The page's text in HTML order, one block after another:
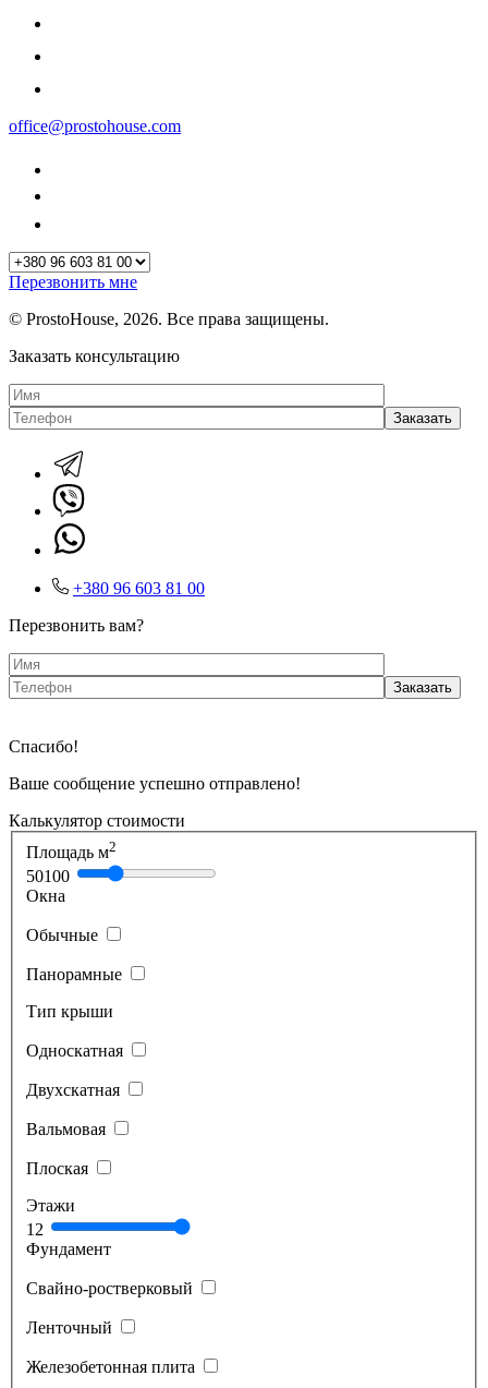
office@prostohouse.com
Перезвонить мне
© ProstoHouse, 2026. Все права защищены.
Заказать консультацию
+380 96 603 81 00
Перезвонить вам?
Спасибо!
Ваше сообщение успешно отправлено!
Калькулятор стоимости
Площадь м2
50100
Окна
Обычные
Панорамные
Тип крыши
Односкатная
Двухскатная
Вальмовая
Плоская
Этажи
1 2
Фундамент
Свайно-ростверковый
Ленточный
Железобетонная плита